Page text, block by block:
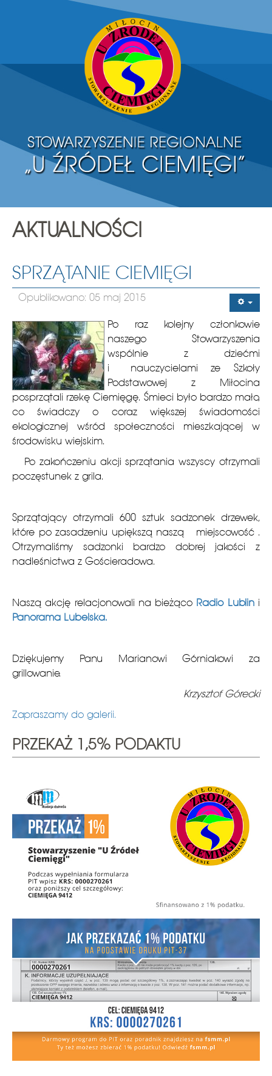
AKTUALNOŚCI
SPRZĄTANIE CIEMIĘGI
Opublikowano: 05 maj 2015
Po raz kolejny członkowie
naszego Stowarzyszenia
wspólnie z dziećmi
i nauczycielami ze Szkoły
Podstawowej z Miłocina
posprzątali rzekę Ciemięgę. Śmieci było bardzo mało,
co świadczy o coraz większej świadomości
ekologicznej wśród społeczności mieszkającej w
środowisku wiejskim.
Po zakończeniu akcji sprzątania wszyscy otrzymali
poczęstunek z grila.
Sprzątający otrzymali 600 sztuk sadzonek drzewek,
które po zasadzeniu upiększą naszą miejscowość .
Otrzymaliśmy sadzonki bardzo dobrej jakości z
nadleśnictwa z Gościeradowa.
Naszą akcję relacjonowali na bieżąco Radio Lublini
Panorama Lubelska.
Dziękujemy Panu Marianowi Górniakowi za
grillowanie.
Krzysztof Górecki
Zapraszamy do galerii.
PRZEKAŻ 1,5% PODAKTU